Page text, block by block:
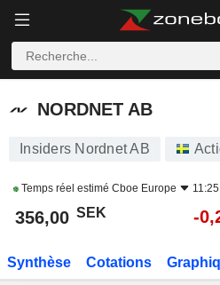
NORDNET AB
NORDNET AB
Insiders Nordnet AB
Temps réel estimé Cboe Europe
356,00 SEK -
Synthèse Cotations